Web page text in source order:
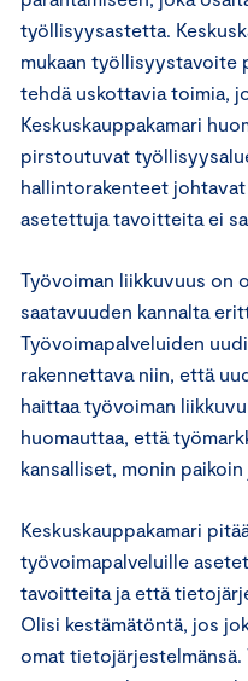
työllisyysastetta.
mukaan työllisyystavoite
tehdä uskottavia toimia,
Keskuskauppakamari
pirstoutuvat
hallintorakenteet
asetettuja tavoitteita ei
Työvoiman liikkuvuus on
saatavuuden kannalta
Työvoimapalveluiden
rakennettava niin, että
haittaa työvoiman
huomauttaa, että
kansalliset, monin
Keskuskauppakamari
työvoimapalveluille
tavoitteita ja että
Olisi kestämätöntä, jos
omat